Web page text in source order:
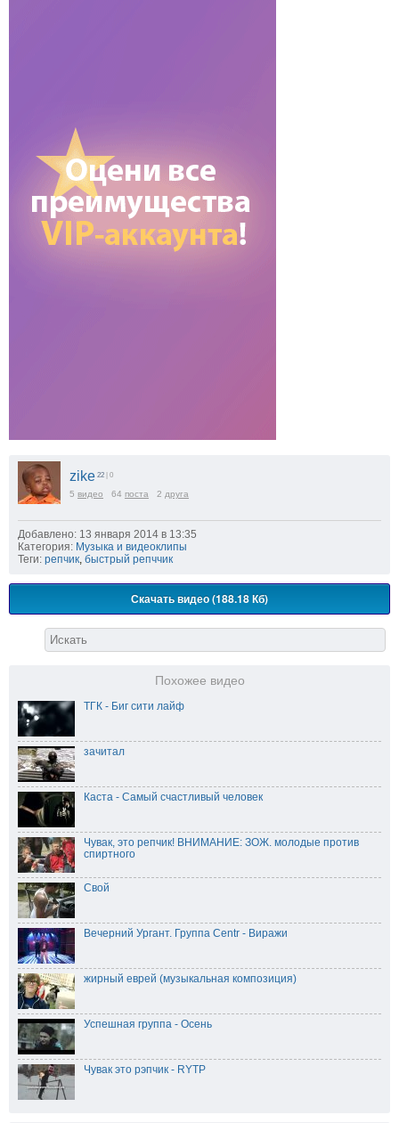
zike 22 | 0
5 видео 64 поста 2 друга
Добавлено: 13 января 2014 в 13:35
Категория: Музыка и видеоклипы
Теги: репчик быстрый репччик
Скачать видео (188.18 Кб)
Похожее видео
ТГК - Биг сити лайф
зачитал
Каста - Самый счастливый человек
Чувак, это репчик! ВНИМАНИЕ: ЗОЖ. молодые против
спиртного
Свой
Вечерний Ургант. Группа Centr - Виражи
жирный еврей (музыкальная композиция)
Успешная группа - Осень
Чувак это рэпчик - RYTP